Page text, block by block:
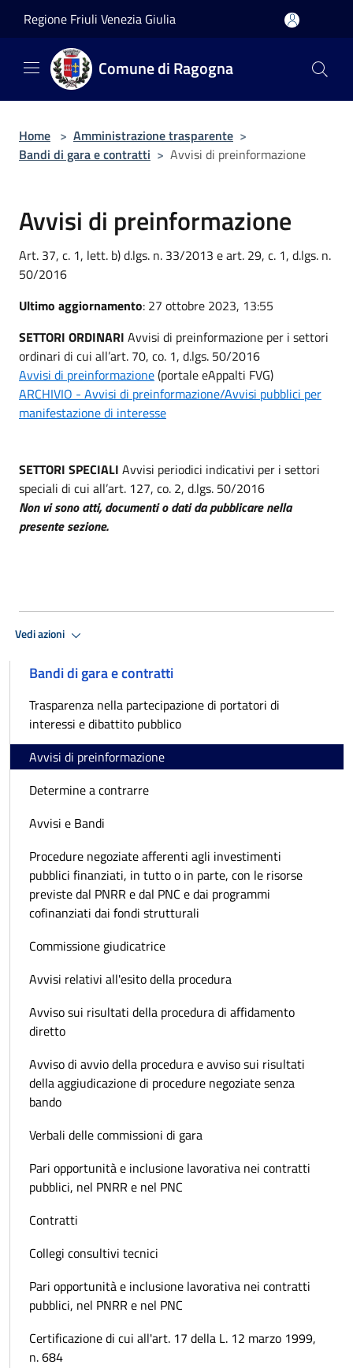
Regione Friuli Venezia Giulia
Comune di Ragogna
Home > Amministrazione trasparente >
Bandi di gara e contratti > Avvisi di preinformazione
Avvisi di preinformazione
Art. 37, c. 1, lett. b) d.lgs. n. 33/2013 e art. 29, c. 1, d.lgs. n.
50/2016
Ultimo aggiornamento: 27 ottobre 2023, 13:55
SETTORI ORDINARI Avvisi di preinformazione per i settori
ordinari di cui all’art. 70, co. 1, d.lgs. 50/2016
Avvisi di preinformazione(portale eAppalti FVG)
ARCHIVIO - Avvisi di preinformazione/Avvisi pubblici per
manifestazione di interesse
SETTORI SPECIALI Avvisi periodici indicativi per i settori
speciali di cui all’art. 127, co. 2, d.lgs. 50/2016
Non vi sono atti, documenti o dati da pubblicare nella
presente sezione.
Vedi azioni
Bandi di gara e contratti
Trasparenza nella partecipazione di portatori di
interessi e dibattito pubblico
Avvisi di preinformazione
Determine a contrarre
Avvisi e Bandi
Procedure negoziate afferenti agli investimenti
pubblici finanziati, in tutto o in parte, con le risorse
previste dal PNRR e dal PNC e dai programmi
cofinanziati dai fondi strutturali
Commissione giudicatrice
Avvisi relativi all'esito della procedura
Avviso sui risultati della procedura di affidamento
diretto
Avviso di avvio della procedura e avviso sui risultati
della aggiudicazione di procedure negoziate senza
bando
Verbali delle commissioni di gara
Pari opportunità e inclusione lavorativa nei contratti
pubblici, nel PNRR e nel PNC
Contratti
Collegi consultivi tecnici
Pari opportunità e inclusione lavorativa nei contratti
pubblici, nel PNRR e nel PNC
Certificazione di cui all'art. 17 della L. 12 marzo 1999,
n. 684